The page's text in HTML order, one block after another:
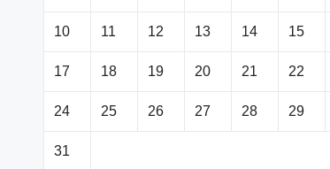
10 11 12 13 14 15
17 18 19 20 21 22
24 25 26 27 28 29
31